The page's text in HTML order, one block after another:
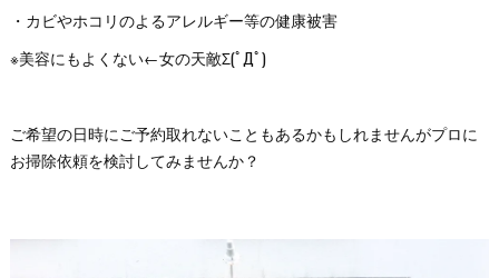
・カビやホコリのよるアレルギー等の健康被害
※美容にもよくない←女の天敵Σ(ﾟДﾟ)
ご希望の日時にご予約取れないこともあるかもしれませんがプロに
お掃除依頼を検討してみませんか？